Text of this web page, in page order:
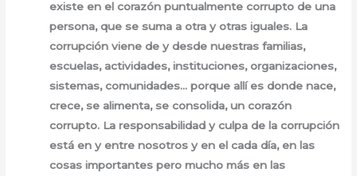
existe en el corazón puntualmente corrupto de una
persona, que se suma a otra y otras iguales. La
corrupción viene de y desde nuestras familias,
escuelas, actividades, instituciones, organizaciones,
sistemas, comunidades… porque allí es donde nace,
crece, se alimenta, se consolida, un corazón
corrupto. La responsabilidad y culpa de la corrupción
está en y entre nosotros y en el cada día, en las
cosas importantes pero mucho más en las